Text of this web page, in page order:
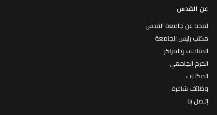
عن القدس
لمحة عن جامعة القدس
مكتب رئيس الجامعة
المتاحف والمراكز
الحرم الجامعي
المكتبات
وظائف شاغرة
إتـصل بنا